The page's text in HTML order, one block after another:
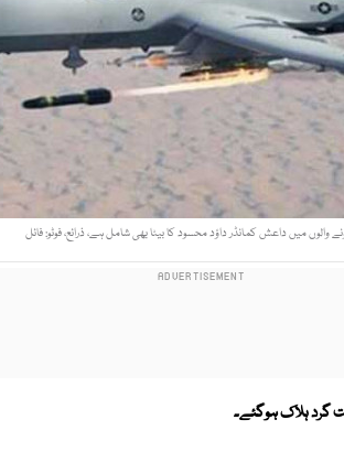
والوں میں داعش کمانڈر داؤد محسود کا بیٹا بھی شامل ہے، ذرائع، فوٹو: فائل